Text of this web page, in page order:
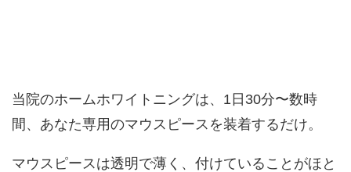
当院のホームホワイトニングは、1日30分〜数時
間、あなた専用のマウスピースを装着するだけ。
マウスピースは透明で薄く、付けていることがほと